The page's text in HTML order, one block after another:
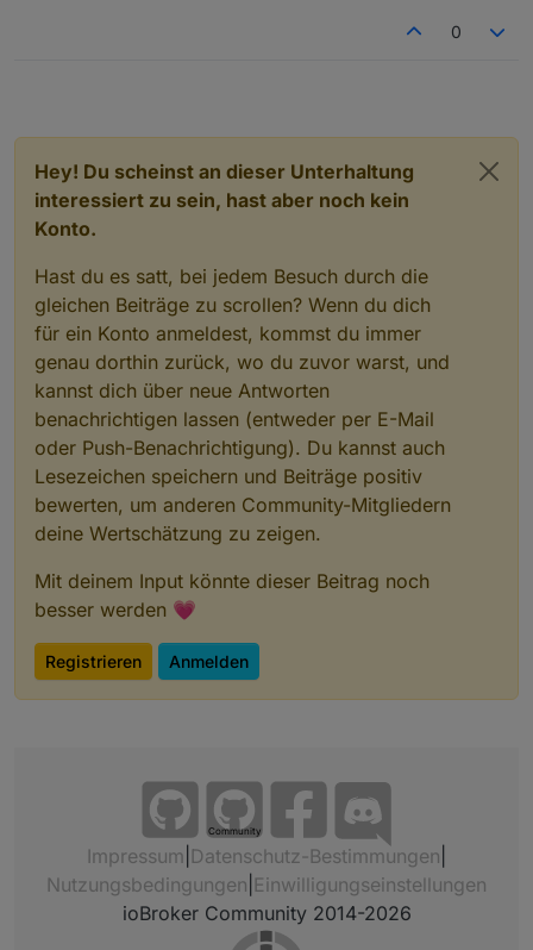
0
Hey! Du scheinst an dieser Unterhaltung
interessiert zu sein, hast aber noch kein
Konto.
Hast du es satt, bei jedem Besuch durch die
gleichen Beiträge zu scrollen? Wenn du dich
für ein Konto anmeldest, kommst du immer
genau dorthin zurück, wo du zuvor warst, und
kannst dich über neue Antworten
benachrichtigen lassen (entweder per E-Mail
oder Push-Benachrichtigung). Du kannst auch
Lesezeichen speichern und Beiträge positiv
bewerten, um anderen Community-Mitgliedern
deine Wertschätzung zu zeigen.
Mit deinem Input könnte dieser Beitrag noch
besser werden 💗
Registrieren Anmelden
Community
Impressum Datenschutz-Bestimmungen
Nutzungsbedingungen Einwilligungseinstellungen
ioBroker Community 2014-2026